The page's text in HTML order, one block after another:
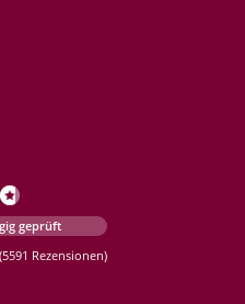
geprüft
(5591 Rezensionen)